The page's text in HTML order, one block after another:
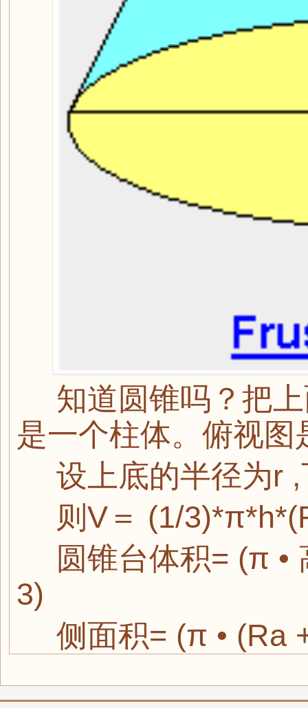
知道圆锥吗？把
是一个柱体。俯视
设上底的半径为r
则V＝ (1/
圆锥台体积= (π •
3)
侧面积= (π • (Ra